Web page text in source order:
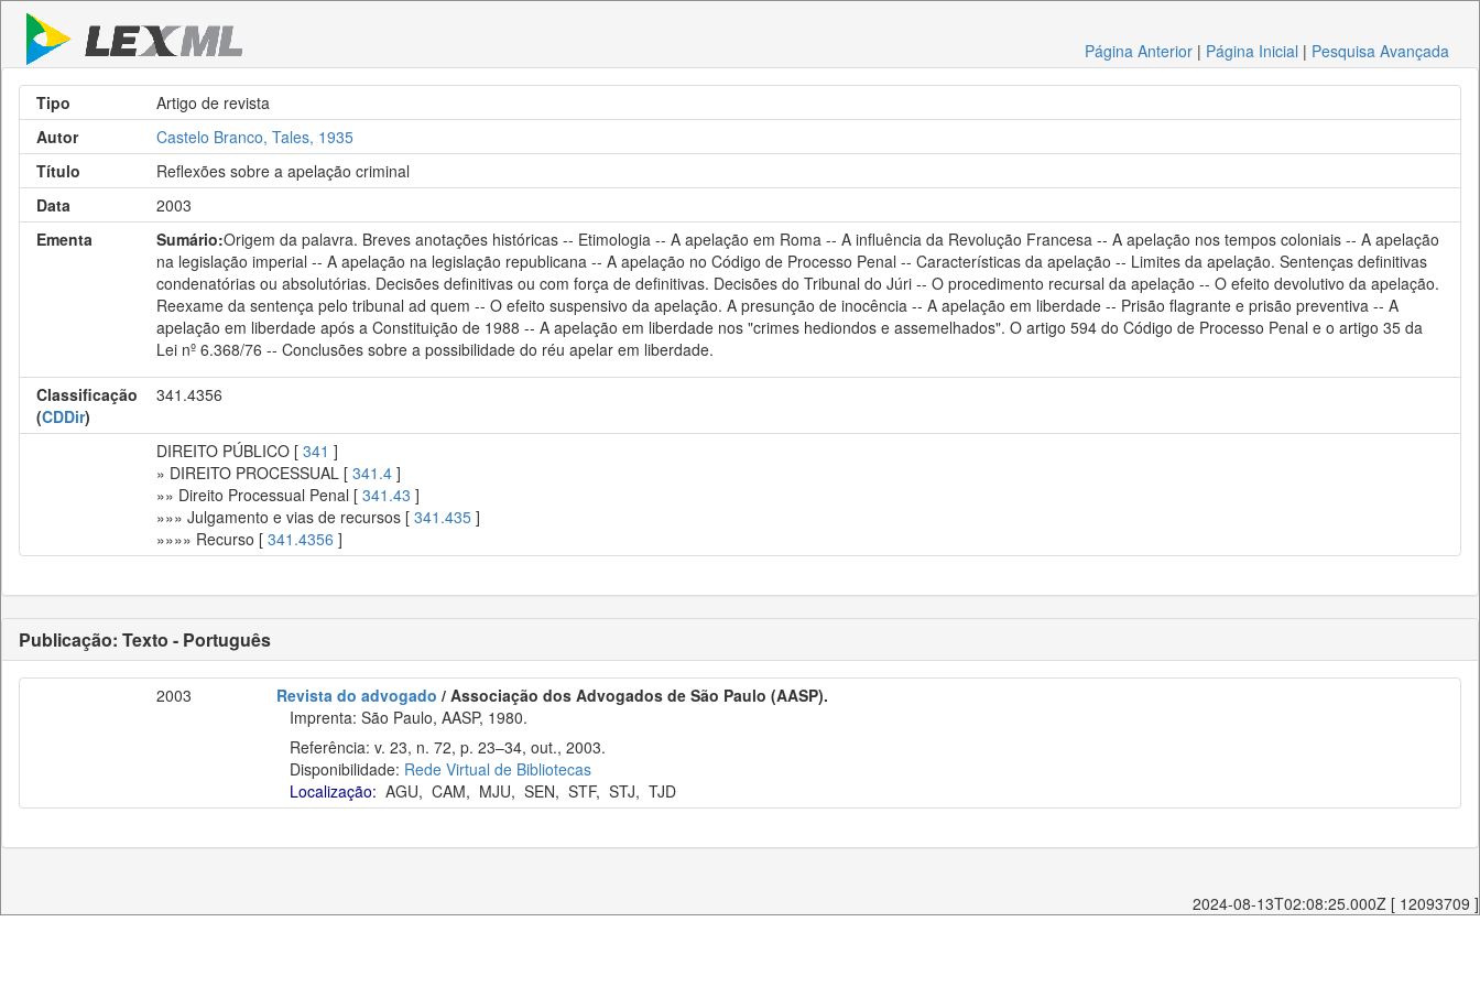
Página Anterior | Página Inicial | Pesquisa Avançada
Tipo
Artigo de revista
Autor
Castelo Branco, Tales, 1935
Título
Reflexões sobre a apelação criminal
Data
2003
Ementa
Sumário:Origem da palavra. Breves anotações históricas -- Etimologia -- A apelação em Roma -- A influência da Revolução Francesa -- A apelação nos tempos coloniais -- A apelação
na legislação imperial -- A apelação na legislação republicana -- A apelação no Código de Processo Penal -- Características da apelação -- Limites da apelação. Sentenças definitivas
condenatórias ou absolutórias. Decisões definitivas ou com força de definitivas. Decisões do Tribunal do Júri -- O procedimento recursal da apelação -- O efeito devolutivo da apelação.
Reexame da sentença pelo tribunal ad quem -- O efeito suspensivo da apelação. A presunção de inocência -- A apelação em liberdade -- Prisão flagrante e prisão preventiva -- A
apelação em liberdade após a Constituição de 1988 -- A apelação em liberdade nos "crimes hediondos e assemelhados". O artigo 594 do Código de Processo Penal e o artigo 35 da
Lei nº 6.368/76 -- Conclusões sobre a possibilidade do réu apelar em liberdade.
Classificação
(CDDir)
341.4356
DIREITO PÚBLICO [ 341 ]
» DIREITO PROCESSUAL [ 341.4 ]
»» Direito Processual Penal [ 341.43 ]
»»» Julgamento e vias de recursos [ 341.435 ]
»»»» Recurso [ 341.4356 ]
Publicação: Texto - Português
2003 Revista do advogado / Associação dos Advogados de São Paulo (AASP).
Imprenta: São Paulo, AASP, 1980.
Referência: v. 23, n. 72, p. 23–34, out., 2003.
Disponibilidade: Rede Virtual de Bibliotecas
Localização: AGU, CAM, MJU, SEN, STF, STJ, TJD
2024-08-13T02:08:25.000Z [ 12093709 ]